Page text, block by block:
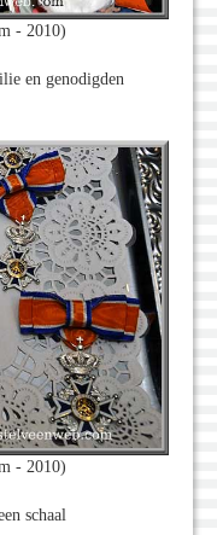
- 2010)
en genodigden
- 2010)
schaal